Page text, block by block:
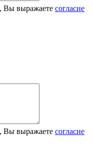
Вы выражаете согласие
Вы выражаете согласие